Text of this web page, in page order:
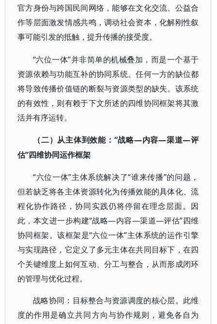
官方身份与跨国民间网络，能够在文化交流、公益合
作等层面激发情感共鸣，调动社会资本，化解刚性叙
事可能引发的抵触，提升传播的接受度。
“六位一体”并非简单的机械叠加，而是一个基于
资源依赖与功能互补的协同系统。任何一方的缺位都
将导致传播价值链的断裂与资源类型的缺失。该系统
的有效性，则有赖于下文所述的四维协同框架将其激
活并有序运转。
（二）从主体到效能： “战略—内容—渠道—评
估”四维协同运作框架
“六位一体”主体系统解决了“谁来传播”的问题，
但若缺乏将各主体资源转化为传播效能的具体化、流
程化协作路径，协同实践仍将停留在理念层面。因
此，本文进一步构建“战略—内容—渠道—评估”四维
协同框架。该框架是“六位一体”主体系统的运作引擎
与实现路径，它定义了多元主体在共同目标下，在四
个关键维度上如何互动、分工与整合，从而形成闭环
的管理与优化过程。
战略协同：目标整合与资源调度的核心层。此维
度的作用是确立共同方向与协作规则，避免各自为